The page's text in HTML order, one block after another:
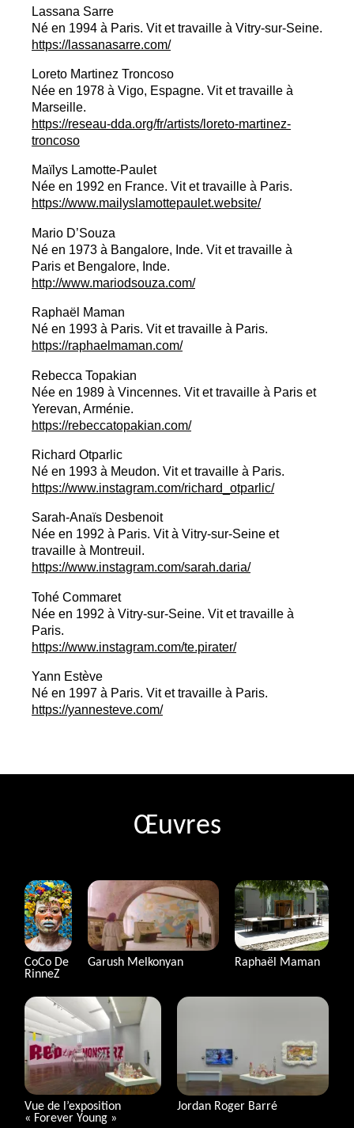
Lassana Sarre
Né en 1994 à Paris. Vit et travaille à Vitry-sur-Seine.
https://lassanasarre.com/
Loreto Martinez Troncoso
Née en 1978 à Vigo, Espagne. Vit et travaille à
Marseille.
https://reseau-dda.org/fr/artists/loreto-martinez-
troncoso
Maïlys Lamotte-Paulet
Née en 1992 en France. Vit et travaille à Paris.
https://www.mailyslamottepaulet.website/
Mario D’Souza
Né en 1973 à Bangalore, Inde. Vit et travaille à
Paris et Bengalore, Inde.
http://www.mariodsouza.com/
Raphaël Maman
Né en 1993 à Paris. Vit et travaille à Paris.
https://raphaelmaman.com/
Rebecca Topakian
Née en 1989 à Vincennes. Vit et travaille à Paris et
Yerevan, Arménie.
https://rebeccatopakian.com/
Richard Otparlic
Né en 1993 à Meudon. Vit et travaille à Paris.
https://www.instagram.com/richard_otparlic/
Sarah-Anaïs Desbenoit
Née en 1992 à Paris. Vit à Vitry-sur-Seine et
travaille à Montreuil.
https://www.instagram.com/sarah.daria/
Tohé Commaret
Née en 1992 à Vitry-sur-Seine. Vit et travaille à
Paris.
https://www.instagram.com/te.pirater/
Yann Estève
Né en 1997 à Paris. Vit et travaille à Paris.
https://yannesteve.com/
Œuvres
CoCo De
RinneZ
Garush Melkonyan Raphaël Maman
Vue de l’exposition
« Forever Young »
Jordan Roger Barré